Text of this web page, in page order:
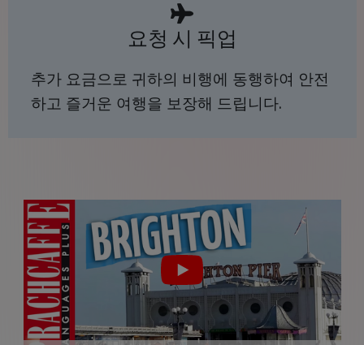
요청 시 픽업
추가 요금으로 귀하의 비행에 동행하여 안전
하고 즐거운 여행을 보장해 드립니다.